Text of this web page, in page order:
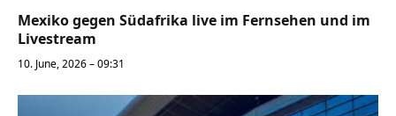
Mexiko gegen Südafrika live im Fernsehen und im
Livestream
10. June, 2026 – 09:31